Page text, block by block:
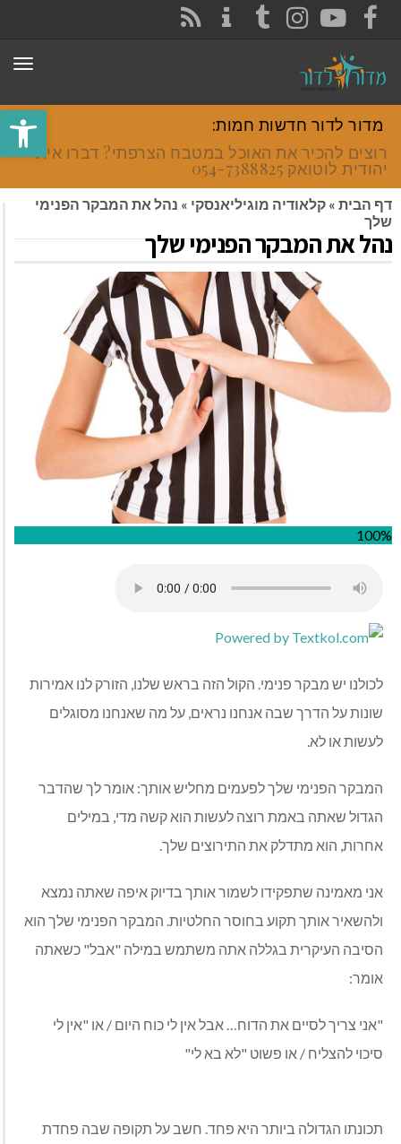
פתח
FACEBOOK
YOUTUBE
INSTAGRAM
TUMBLR
מדור לדור חדשות חמות:
רוצים להכיר את האוכל במטבח הצרפתי? דברו איתי
יהודית לוטואק 054-7388825.
דף הבית » קלאודיה מוגיליאנסקי » נהל את המבקר הפנימי
שלך
נהל את המבקר הפנימי שלך
100%
לכולנו יש מבקר פנימי. הקול הזה בראש שלנו, הזורק לנו אמירות
שונות על הדרך שבה אנחנו נראים, על מה שאנחנו מסוגלים
לעשות או לא.
המבקר הפנימי שלך לפעמים מחליש אותך: אומר לך שהדבר
הגדול שאתה באמת רוצה לעשות הוא קשה מדי, במילים
אחרות, הוא מתדלק את התירוצים שלך.
אני מאמינה שתפקידו לשמור אותך בדיוק איפה שאתה נמצא
ולהשאיר אותך תקוע בחוסר החלטיות. המבקר הפנימי שלך הוא
הסיבה העיקרית בגללה אתה משתמש במילה "אבל" כשאתה
אומר:
"אני צריך לסיים את הדוח… אבל אין לי כוח היום / או "אין לי
סיכוי להצליח / או פשוט "לא בא לי"
תכונתו הגדולה ביותר היא פחד. חשב על תקופה שבה פחדת